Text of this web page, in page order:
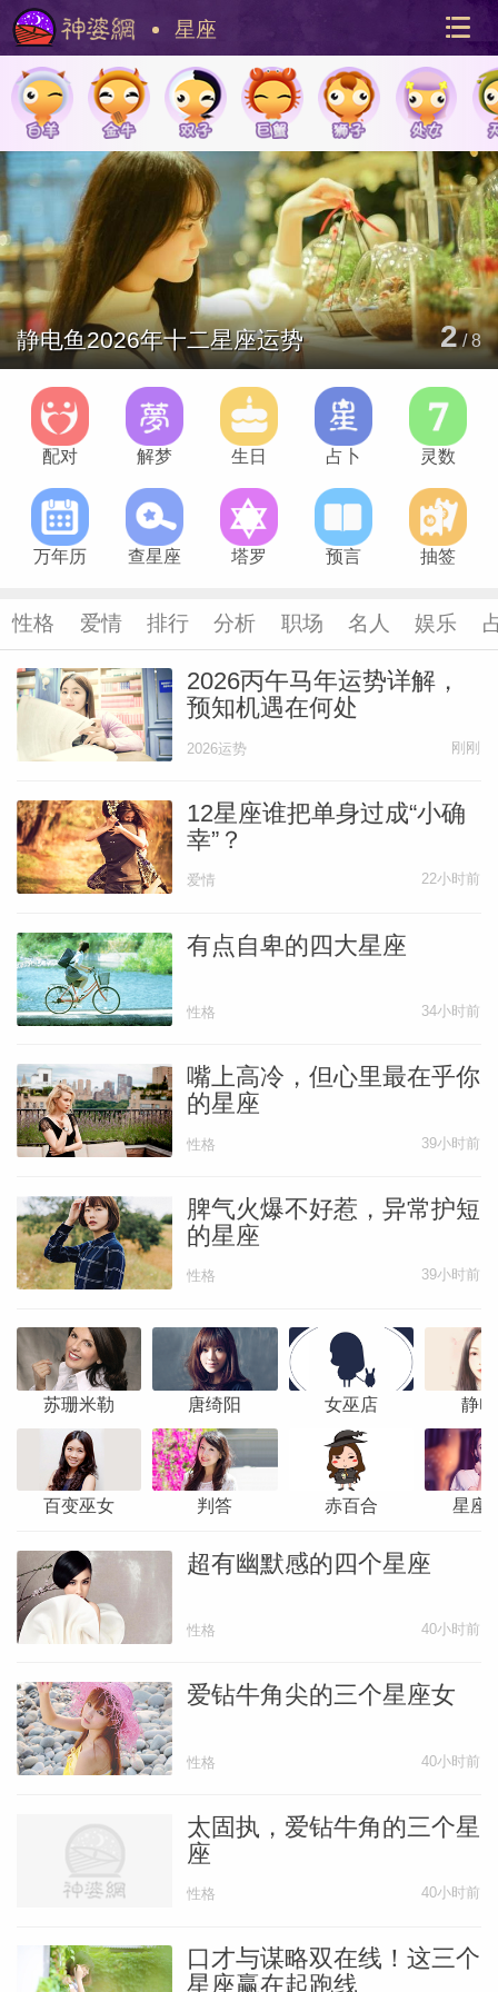
美国神
婆星座
网
星座
站内导
静电鱼2026年十二星座运势 2 /8
配对 解梦 生日 占卜 灵数
万年历 查星座 塔罗 预言 抽签
性格 爱情 排行 分析 职场 名人 娱乐
2026丙午马年运势详解，
预知机遇在何处
2026运势 刚刚
12星座谁把单身过成“小确
幸”？
爱情 22小时前
有点自卑的四大星座
性格 34小时前
嘴上高冷，但心里最在乎你
的星座
性格 39小时前
脾气火爆不好惹，异常护短
的星座
性格 39小时前
苏珊米勒 唐绮阳 女巫店 静
百变巫女 判答 赤百合 星座
超有幽默感的四个星座
性格 40小时前
爱钻牛角尖的三个星座女
性格 40小时前
太固执，爱钻牛角的三个星
座
性格 40小时前
口才与谋略双在线！这三个
星座赢在起跑线